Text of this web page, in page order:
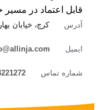
قابل اعتماد در مسیر
آدرس کرج، خیابان
ایمیل
شماره تماس